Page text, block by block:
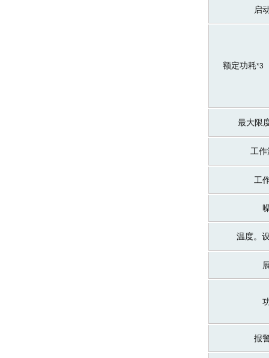
启
额定功耗*3
最大限
工
工
温度。
报